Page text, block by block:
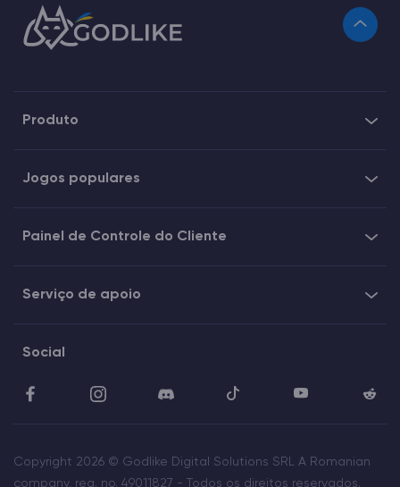
Produto
Jogos populares
Painel de Controle do Cliente
Serviço de apoio
Social
Copyright 2026 © Godlike Digital Solutions SRL A Romanian
company, reg. no. 49011827 - Todos os direitos reservados.